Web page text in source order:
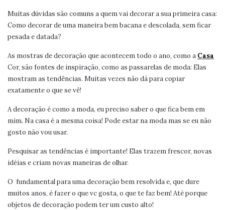
Muitas dúvidas são comuns a quem vai decorar a sua primeira casa:
Como decorar de uma maneira bem bacana e descolada, sem ficar
pesada e datada?
As mostras de decoração que acontecem todo o ano, como a Casa
Cor, são fontes de inspiração, como as passarelas de moda: Elas
mostram as tendências. Muitas vezes não dá para copiar
exatamente o que se vê!
A decoração é como a moda, eu preciso saber o que fica bem em
mim. Na casa é a mesma coisa! Pode estar na moda mas se eu não
gosto não vou usar.
Pesquisar as tendências é importante! Elas trazem frescor, novas
idéias e criam novas maneiras de olhar.
O fundamental para uma decoração bem resolvida e, que dure
muitos anos, é fazer o que vc gosta, o que te faz bem! Até porque
objetos de decoração podem ter um custo alto!